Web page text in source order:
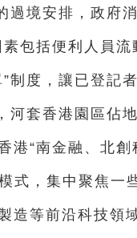
過境安排，政府
素包括便利人員
制度，讓已登記
河套香港園區佔
港“南金融、北
式，集中聚焦一
造等前沿科技領